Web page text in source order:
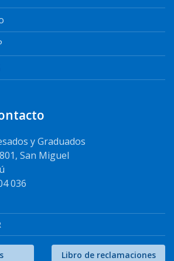
y Graduados
San Miguel
036
Libro de reclamaciones